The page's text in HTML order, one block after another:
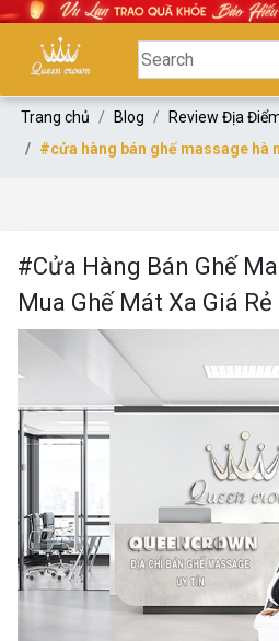
Trang chủ Blog
Review Địa
#cửa hàng bán ghế massage hà
#Cửa Hàng Bán Ghế
Mua Ghế Mát Xa Giá Rẻ